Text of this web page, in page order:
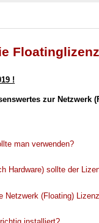
!
zur
man verwenden?
Hardware) sollte der
Netzwerk (Floating)